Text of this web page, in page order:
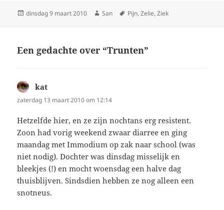
Geplaatst
dinsdag 9 maart 2010 Auteur
San Tags
Pijn,Zelie,Ziek
Een gedachte over “Trunten”
kat
zaterdag 13 maart 2010 om 12:14
Hetzelfde hier, en ze zijn nochtans erg resistent.
Zoon had vorig weekend zwaar diarree en ging
maandag met Immodium op zak naar school (was
niet nodig). Dochter was dinsdag misselijk en
bleekjes (!) en mocht woensdag een halve dag
thuisblijven. Sindsdien hebben ze nog alleen een
snotneus.